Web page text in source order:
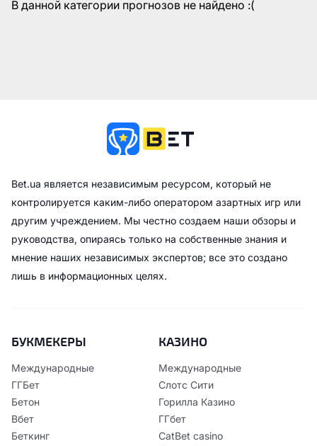
В данной категории прогнозов не найдено :(
Bet.ua является независимым ресурсом, который не
контролируется каким-либо оператором азартных игр или
другим учреждением. Мы честно создаем наши обзоры и
руководства, опираясь только на собственные знания и
мнение наших независимых экспертов; все это создано
лишь в информационных целях.
БУКМЕКЕРЫ
Международные
ГГБет
Бетон
Вбет
Беткинг
КАЗИНО
Международные
Слотс Сити
Горилла Казино
ГГбет
CatBet casino